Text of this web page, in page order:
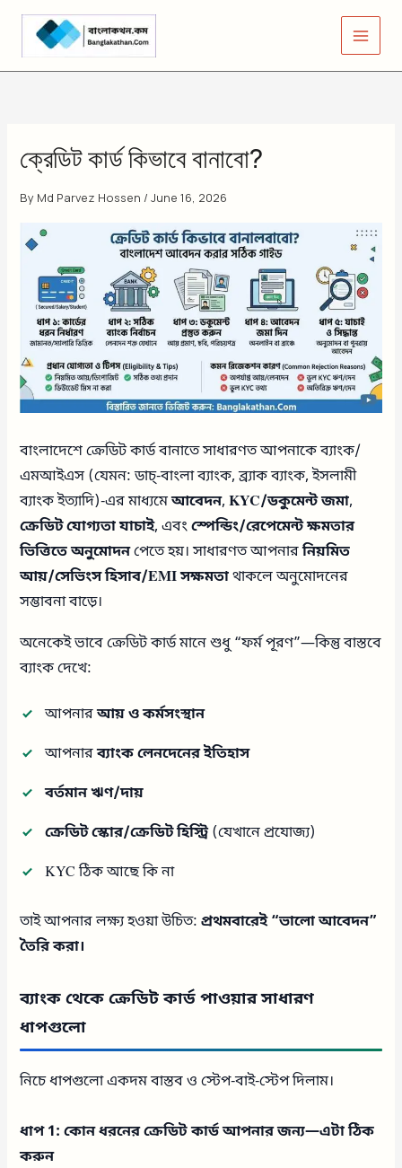
Skip
content
ক্রেডিট কার্ড কিভাবে বানাবো?
By Md Parvez Hossen /June 16, 2026
বাংলাদেশে ক্রেডিট কার্ড বানাতে সাধারণত আপনাকে ব্যাংক/
এমআইএস (যেমন: ডাচ্‌-বাংলা ব্যাংক, ব্র্যাক ব্যাংক, ইসলামী
ব্যাংক ইত্যাদি)-এর মাধ্যমেআবেদন,KYC/ডকুমেন্ট জমা,
ক্রেডিট যোগ্যতা যাচাই, এবংস্পেন্ডিং/রেপেমেন্ট ক্ষমতার
ভিত্তিতে অনুমোদনপেতে হয়। সাধারণত আপনারনিয়মিত
আয়/সেভিংস হিসাব/EMI সক্ষমতাথাকলে অনুমোদনের
সম্ভাবনা বাড়ে।
অনেকেই ভাবে ক্রেডিট কার্ড মানে শুধু “ফর্ম পূরণ”—কিন্তু বাস্তবে
ব্যাংক দেখে:
আপনারআয় ও কর্মসংস্থান
আপনারব্যাংক লেনদেনের ইতিহাস
বর্তমান ঋণ/দায়
ক্রেডিট স্কোর/ক্রেডিট হিস্ট্রি(যেখানে প্রযোজ্য)
KYC ঠিক আছে কি না
তাই আপনার লক্ষ্য হওয়া উচিত:প্রথমবারেই “ভালো আবেদন”
তৈরি করা।
ব্যাংক থেকে ক্রেডিট কার্ড পাওয়ার সাধারণ
ধাপগুলো
নিচে ধাপগুলো একদম বাস্তব ও স্টেপ-বাই-স্টেপ দিলাম।
ধাপ 1: কোন ধরনের ক্রেডিট কার্ড আপনার জন্য—এটা ঠিক
করুন